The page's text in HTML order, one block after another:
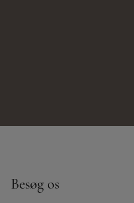
Besøg os